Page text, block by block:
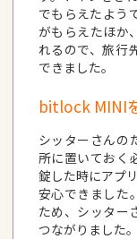
でもらえたよう
がもらえたほか
れるので、旅行
できました。
bitlock MINI
シッターさんの
所に置いておく
錠した時にアプ
安心できました
ため、シッター
つながりました。